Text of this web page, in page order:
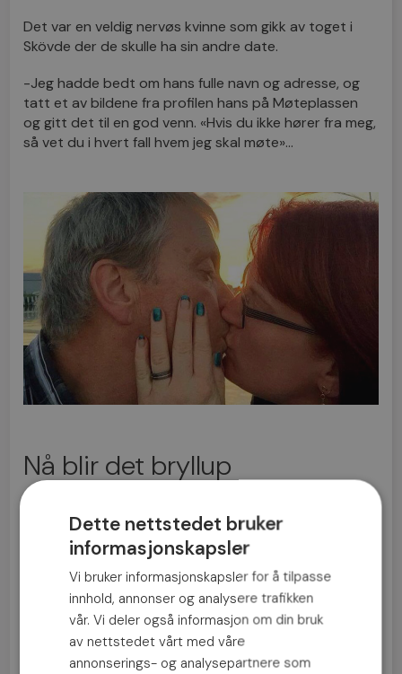
Det var en veldig nervøs kvinne som gikk av toget i
Skövde der de skulle ha sin andre date.
-Jeg hadde bedt om hans fulle navn og adresse, og
tatt et av bildene fra profilen hans på Møteplassen
og gitt det til en god venn. «Hvis du ikke hører fra meg,
så vet du i hvert fall hvem jeg skal møte»…
Nå blir det bryllup
Therése er utrolig glad for at hun ga Møteplassen en
sjanse – at hun ignorerte den første følelsen hun fikk
og at hun i stedet svarte på Rogers første melding.
Etter 10 måneder med dating og pendling kjøpte de
seg en felles leilighet og ble samboere, og etter
nøyaktig ett år sammen forlovet de seg (på seilbåten
som de faktisk klarte å seile til Mariestad).
Dette nettstedet bruker
informasjonskapsler
Vi bruker informasjonskapsler for å tilpasse
innhold, annonser og analysere trafikken
vår. Vi deler også informasjon om din bruk
av nettstedet vårt med våre
annonserings- og analysepartnere som